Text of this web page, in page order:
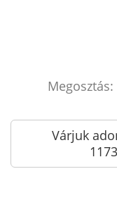
Megosztás:
Várjuk